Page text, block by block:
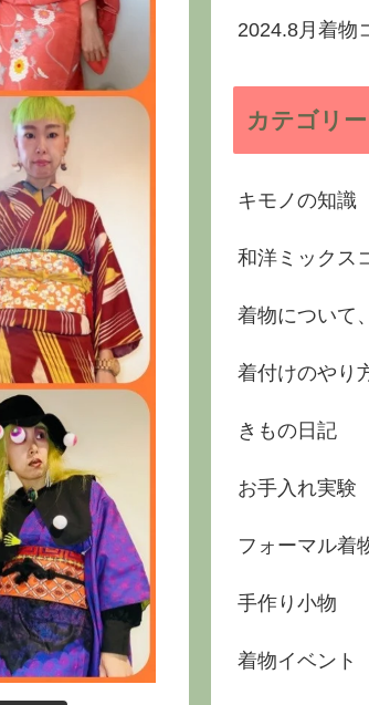
2024.8月着物
カテゴリー
キモノの知識
和洋ミックス
着物について
着付けのやり
きもの日記
お手入れ実験
フォーマル着
手作り小物
着物イベント